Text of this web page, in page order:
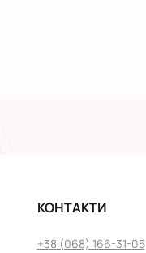
КОНТАКТИ
+38 (068) 166-31-05